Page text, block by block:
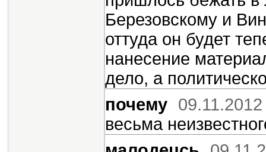
Березовскому и
оттуда он будет
нанесение
дело, а
почему
весьма